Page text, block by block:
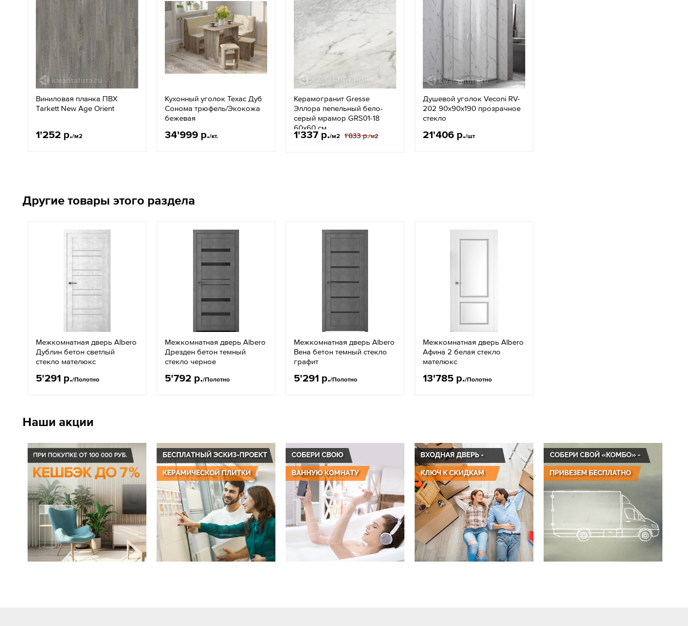
Виниловая планка ПВХ
Tarkett New Age Orient
1'252 р./м2
Кухонный уголок Техас Дуб
Сонома трюфель/Экокожа
бежевая
34'999 р./кт.
Керамогранит Gresse
Эллора пепельный бело-
серый мрамор GRS01-18
60х60 см
1'337 р./м2 1'833 р./м2
Душевой уголок Veconi RV-
202 90x90х190 прозрачное
стекло
21'406 р./шт
Другие товары этого раздела
Межкомнатная дверь Albero
Дублин бетон светлый
стекло мателюкс
5'291 р./Полотно
Межкомнатная дверь Albero
Дрезден бетон темный
стекло черное
5'792 р./Полотно
Межкомнатная дверь Albero
Вена бетон темный стекло
графит
5'291 р./Полотно
Межкомнатная дверь Albero
Афина 2 белая стекло
мателюкс
13'785 р./Полотно
Наши акции